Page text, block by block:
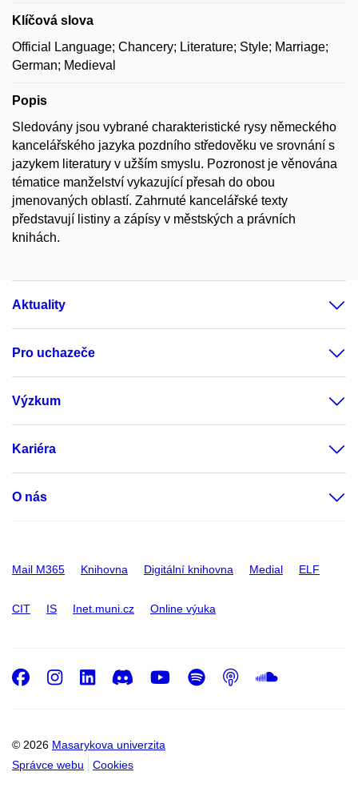
Klíčová slova
Official Language; Chancery; Literature; Style; Marriage;
German; Medieval
Popis
Sledovány jsou vybrané charakteristické rysy německého
kancelářského jazyka pozdního středověku ve srovnání s
jazykem literatury v užším smyslu. Pozronost je věnována
tématice manželství vykazující přesah do obou
jmenovaných oblastí. Zahrnuté kancelářské texty
představují listiny a zápísy v městských a právních
knihách.
Aktuality
Pro uchazeče
Výzkum
Kariéra
O nás
Mail M365 Knihovna Digitální knihovna Medial ELF
CIT IS Inet.muni.cz Online výuka
© 2026 Masarykova univerzita
Správce webu
Cookies
Facebook
Instagram
LinkedIn
DiscordYoutube
Spotify
Podcast